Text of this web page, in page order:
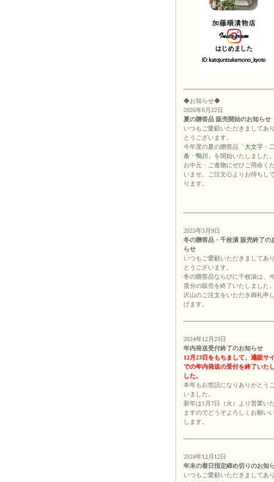
◆お知らせ◆
2026年6月22日
夏の贈答品 販売開始のお知らせ
いつもご愛顧いただきましてあ
とうございます。
今年度の夏の贈答品「大文字 ・ 二
条 ・ 鴨川
」を開始いたしました。
お中元・ご進物にぜひご用命く
いませ。ご注文心よりお待ちし
ります。
2025年3月9日
冬の贈答品・千枚漬 販売終了の
らせ
いつもご愛顧いただきましてあ
とうございます。
冬の贈答品ならびに千枚漬は、
度分の販売を終了いたしました。
沢山のご注文をいただき御礼申
げます。
2024年12月23日
年内発送受付終了のお知らせ
12月23日をもちまして、通販サ
での年内発送の受付を終了いた
した。
本年もお世話になりありがとう
いました。
新年は1月7日（火）より営業いた
ますのでどうぞよろしくお願い
します。
2024年12月12日
年末の着日指定締め切りのお知
いつもご愛顧いただきましてあ